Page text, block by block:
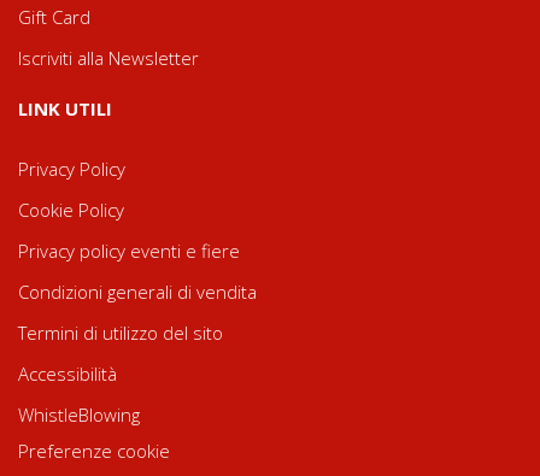
Gift Card
Iscriviti alla Newsletter
LINK UTILI
Privacy Policy
Cookie Policy
Privacy policy eventi e fiere
Condizioni generali di vendita
Termini di utilizzo del sito
Accessibilità
WhistleBlowing
Preferenze cookie